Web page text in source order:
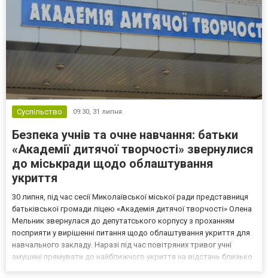
Суспільство 09:30, 31 липня
Безпека учнів та очне навчання: батьки
«Академії дитячої творчості» звернулися
до міськради щодо облаштування
укриття
30 липня, під час сесії Миколаївської міської ради представниця
батьківської громади ліцею «Академія дитячої творчості» Олена
Мельник звернулася до депутатського корпусу з проханням
посприяти у вирішенні питання щодо облаштування укриття для
навчального закладу. Наразі під час повітряних тривог учні
змушені прямувати до найближчого укриття на відстань близько